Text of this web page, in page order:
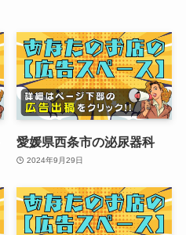
愛媛県西条市の泌尿器科
2024年9月29日